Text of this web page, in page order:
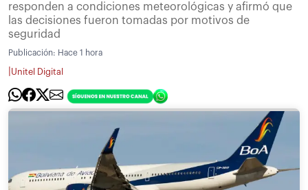
responden a condiciones meteorológicas y afirmó que
las decisiones fueron tomadas por motivos de
seguridad
Publicación: Hace 1 hora
Unitel Digital